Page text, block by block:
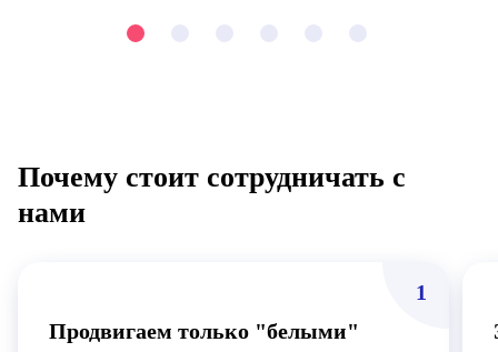
Почему стоит сотрудничать с
нами
1
Продвигаем только "белыми"